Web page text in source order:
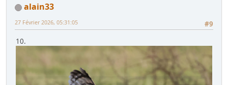
alain33
#9
27 Février 2026, 05:31:05
10.